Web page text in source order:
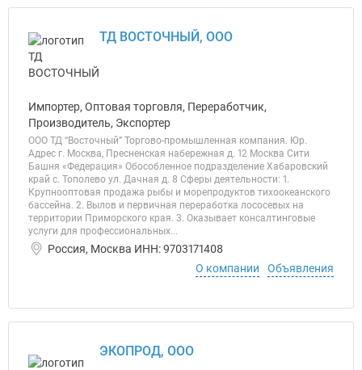
ТД ВОСТОЧНЫЙ, ООО
Импортер, Оптовая торговля, Переработчик,
Производитель, Экспортер
ООО ТД “Восточный” Торгово-промышленная компания. Юр.
Адрес г. Москва, Пресненская набережная д. 12 Москва Сити
Башня «Федерация» Обособленное подразделение Хабаровский
край с. Тополево ул. Дачная д. 8 Сферы деятельности: 1.
Крупнооптовая продажа рыбы и морепродуктов тихоокеанского
бассейна. 2. Вылов и первичная переработка лососевых на
территории Приморского края. 3. Оказывает консалтинговые
услуги для профессиональных...
Россия, Москва ИНН: 9703171408
О компании
Объявления
ЭКОПРОД, ООО